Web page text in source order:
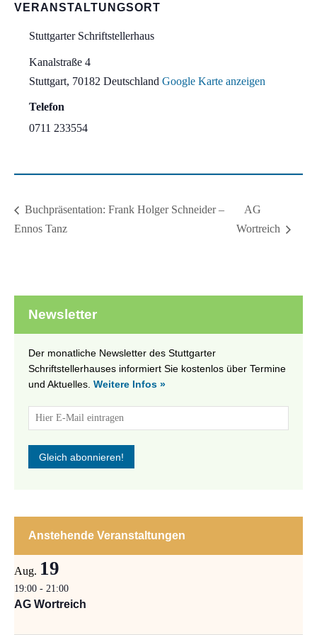
VERANSTALTUNGSORT
Stuttgarter Schriftstellerhaus
Kanalstraße 4
Stuttgart, 70182 Deutschland Google Karte anzeigen
Telefon
0711 233554
Buchpräsentation: Frank Holger Schneider –
Ennos Tanz
AG
Wortreich
Newsletter
Der monatliche Newsletter des Stuttgarter
Schriftstellerhauses informiert Sie kostenlos über Termine
und Aktuelles. Weitere Infos »
Anstehende Veranstaltungen
Aug. 19
19:00 - 21:00
AG Wortreich